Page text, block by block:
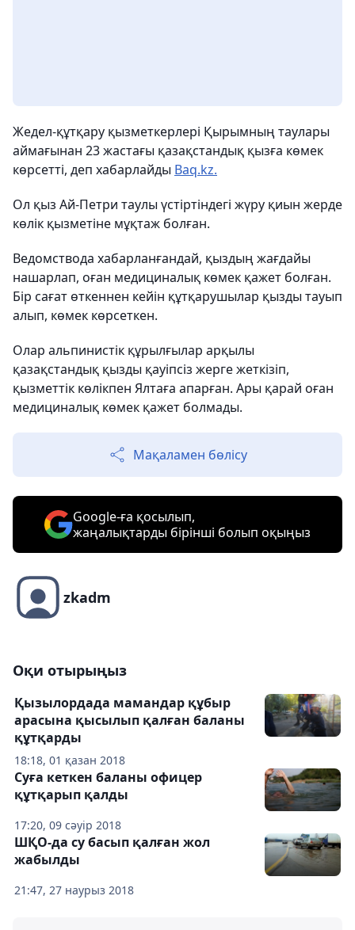
Жедел-құтқару қызметкерлері Қырымның таулары
аймағынан 23 жастағы қазақстандық қызға көмек
көрсетті, деп хабарлайды Baq.kz.
Ол қыз Ай-Петри таулы үстіртіндегі жүру қиын жерде
көлік қызметіне мұқтаж болған.
Ведомствода хабарланғандай, қыздың жағдайы
нашарлап, оған медициналық көмек қажет болған.
Бір сағат өткеннен кейін құтқарушылар қызды тауып
алып, көмек көрсеткен.
Олар альпинистік құрылғылар арқылы
қазақстандық қызды қауіпсіз жерге жеткізіп,
қызметтік көлікпен Ялтаға апарған. Ары қарай оған
медициналық көмек қажет болмады.
Мақаламен бөлісу
Google-ға қосылып,
жаңалықтарды бірінші болып оқыңыз
zkadm
Оқи отырыңыз
18:18, 01 қазан 2018
Қызылордада мамандар құбыр
арасына қысылып қалған баланы
құтқарды
17:20, 09 сәуір 2018
Суға кеткен баланы офицер
құтқарып қалды
21:47, 27 наурыз 2018
ШҚО-да су басып қалған жол
жабылды